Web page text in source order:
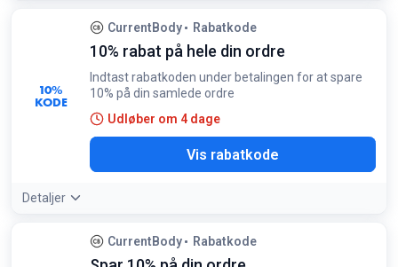
10%
KODE
CurrentBody Rabatkode
10% rabat på hele din ordre
Indtast rabatkoden under betalingen for at spare
10% på din samlede ordre
Udløber om 4 dage
Vis rabatkode
Detaljer
CurrentBody Rabatkode